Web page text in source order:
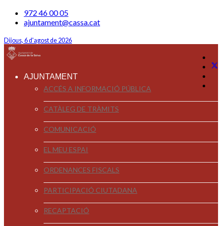
972 46 00 05
ajuntament@cassa.cat
Dijous, 6 d'agost de 2026
AJUNTAMENT
ACCÉS A INFORMACIÓ PÚBLICA
CATÀLEG DE TRÀMITS
COMUNICACIÓ
EL MEU ESPAI
ORDENANCES FISCALS
PARTICIPACIÓ CIUTADANA
RECAPTACIÓ